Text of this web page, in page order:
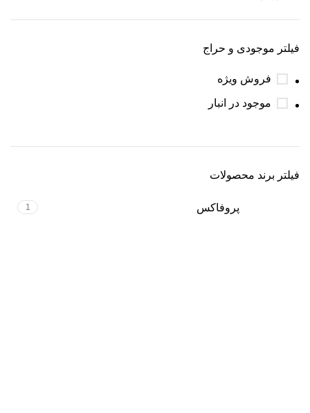
فیلتر موجودی و حراج
فروش ویژه
موجود در انبار
فیلتر برند محصولات
پروفاکس 1